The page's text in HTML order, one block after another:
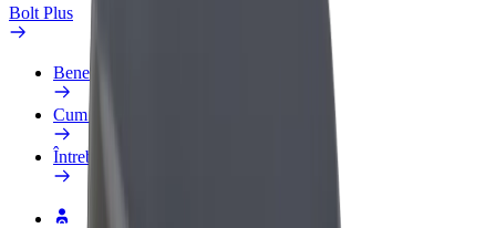
Bolt Plus
Beneficii
Cum devii membru
Întrebări frecvente